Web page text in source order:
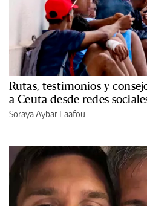
Rutas, testimonios y
a Ceuta desde redes
Soraya Aybar Laafou